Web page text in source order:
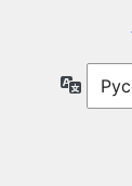
Язык